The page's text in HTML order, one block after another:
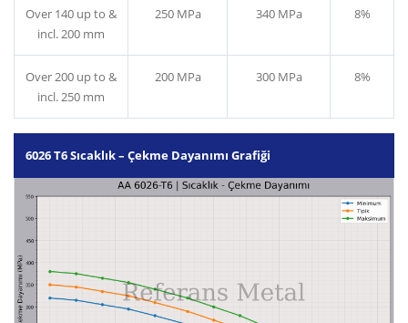
Over 140 up to &
incl. 200 mm
250 MPa 340 MPa 8%
Over 200 up to &
incl. 250 mm
200 MPa 300 MPa 8%
6026 T6 Sıcaklık – Çekme Dayanımı Grafiği